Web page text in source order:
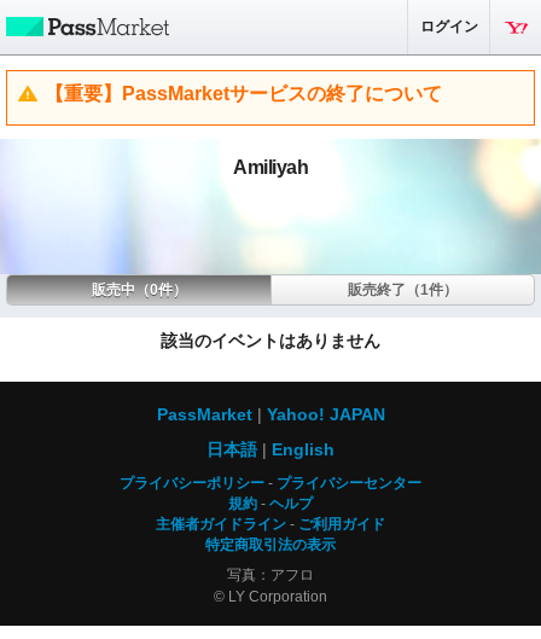
ログイン
【重要】PassMarketサービスの終了について
Amiliyah
販売中（0件） 販売終了（1件）
該当のイベントはありません
PassMarket
Yahoo! JAPAN
日本語
English
プライバシーポリシー
プライバシーセンター
規約
ヘルプ
主催者ガイドライン
ご利用ガイド
特定商取引法の表示
写真：アフロ
© LY Corporation